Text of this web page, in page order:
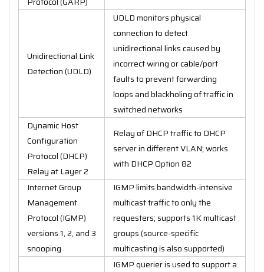
Unidirectional Link
Detection (UDLD)
UDLD monitors physical
connection to detect
unidirectional links caused by
incorrect wiring or cable/port
faults to prevent forwarding
loops and blackholing of traffic in
switched networks
Dynamic Host
Configuration
Protocol (DHCP)
Relay at Layer 2
Relay of DHCP traffic to DHCP
server in different VLAN; works
with DHCP Option 82
Internet Group
Management
Protocol (IGMP)
versions 1, 2, and 3
snooping
IGMP limits bandwidth-intensive
multicast traffic to only the
requesters; supports 1K multicast
groups (source-specific
multicasting is also supported)
IGMP querier is used to support a